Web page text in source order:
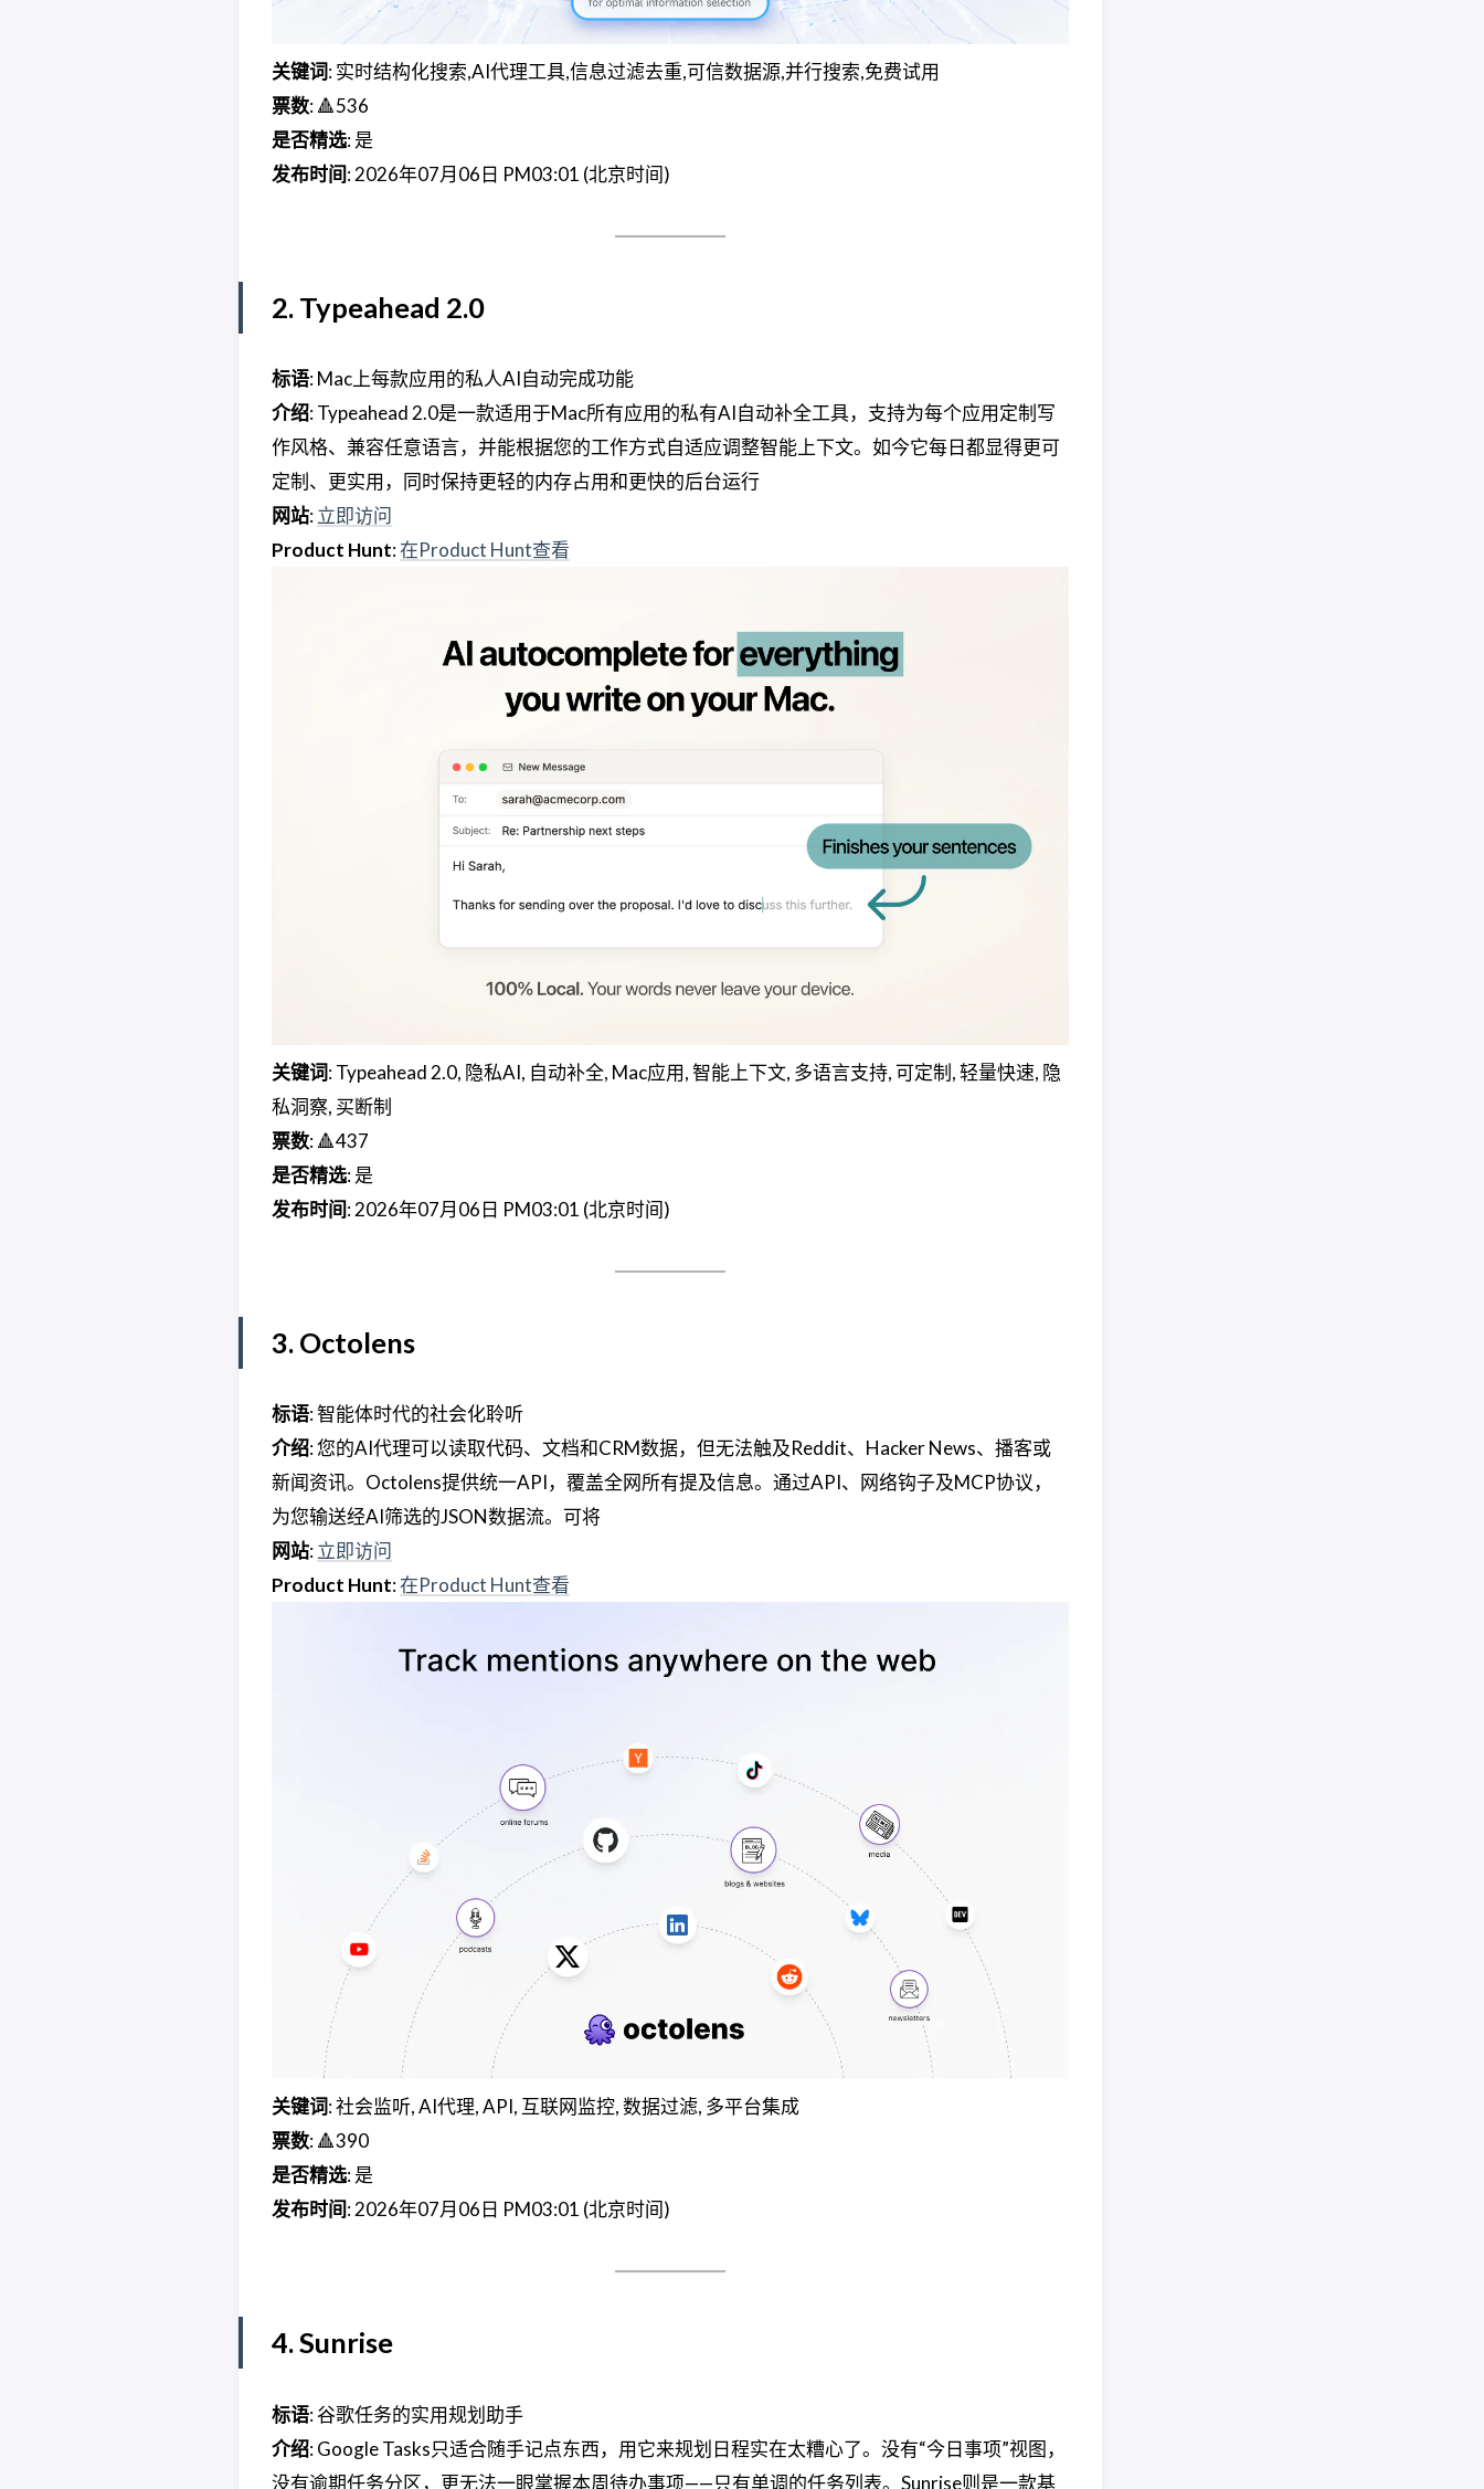
关键词: 实时结构化搜索,AI代理工具,信息过滤去重,可信数据源,并行搜索,免费试用
票数: 🔺536
是否精选: 是
发布时间: 2026年07月06日 PM03:01 (北京时间)
2. Typeahead 2.0
标语: Mac上每款应用的私人AI自动完成功能
介绍: Typeahead 2.0是一款适用于Mac所有应用的私有AI自动补全工具，支持为每个应用定制写
作风格、兼容任意语言，并能根据您的工作方式自适应调整智能上下文。如今它每日都显得更可
定制、更实用，同时保持更轻的内存占用和更快的后台运行
网站:立即访问
Product Hunt:在Product Hunt查看
关键词: Typeahead 2.0, 隐私AI, 自动补全, Mac应用, 智能上下文, 多语言支持, 可定制, 轻量快速, 隐
私洞察, 买断制
票数: 🔺437
是否精选: 是
发布时间: 2026年07月06日 PM03:01 (北京时间)
3. Octolens
标语: 智能体时代的社会化聆听
介绍: 您的AI代理可以读取代码、文档和CRM数据，但无法触及Reddit、Hacker News、播客或
新闻资讯。Octolens提供统一API，覆盖全网所有提及信息。通过API、网络钩子及MCP协议，
为您输送经AI筛选的JSON数据流。可将
网站:立即访问
Product Hunt:在Product Hunt查看
关键词: 社会监听, AI代理, API, 互联网监控, 数据过滤, 多平台集成
票数: 🔺390
是否精选: 是
发布时间: 2026年07月06日 PM03:01 (北京时间)
4. Sunrise
标语: 谷歌任务的实用规划助手
介绍: Google Tasks只适合随手记点东西，用它来规划日程实在太糟心了。没有“今日事项”视图，
没有逾期任务分区，更无法一眼掌握本周待办事项——只有单调的任务列表。Sunrise则是一款基